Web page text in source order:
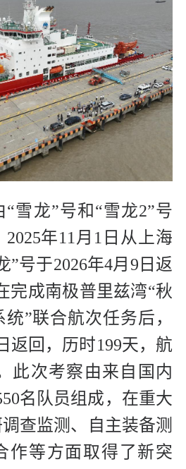
雪龙”号和“雪龙2”号
年11月1日从上海
”号于2026年4月9日返
完成南极普里兹湾“秋
”联合航次任务后，
返回，历时199天，航
此次考察由来自国内
名队员组成，在重大
查监测、自主装备测
作等方面取得了新突